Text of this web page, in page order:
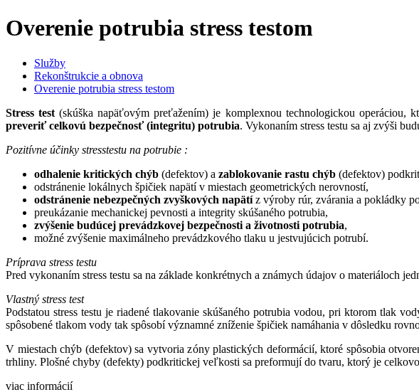
Overenie potrubia stress testom
Služby
Rekonštrukcie a obnova
Overenie potrubia stress testom
Stress test (skúška napäťovým preťažením) je komplexnou technologickou
preveriť celkovú bezpečnosť (integritu) potrubia. Vykonaním stress testu sa aj zvýši
Pozitívne účinky stresstestu na potrubie :
odhalenie kritických chýb (defektov) a zablokovanie rastu chýb (defektov)
odstránenie lokálnych špičiek napätí v miestach geometrických nerovností,
odstránenie nebezpečných zvyškových napätíz výroby rúr, zvárania a pokládky
preukázanie mechanickej pevnosti a integrity skúšaného potrubia,
zvýšenie budúcej prevádzkovej bezpečnosti a životnosti potrubia,
možné zvýšenie maximálneho prevádzkového tlaku u jestvujúcich potrubí.
Príprava stress testu
Pred vykonaním stress testu sa na základe konkrétnych a známych údajov o materiáloch
Vlastný stress test
Podstatou stress testu je riadené tlakovanie skúšaného potrubia vodou, pri ktorom tlak
spôsobené tlakom vody tak spôsobí významné zníženie špičiek namáhania v dôsledku
V miestach chýb (defektov) sa vytvoria zóny plastických deformácií, ktoré spôsobia
trhliny. Plošné chyby (defekty) podkritickej veľkosti sa preformují do tvaru, ktorý je
viac informácií